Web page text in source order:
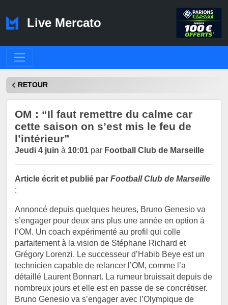
Live Mercato
RETOUR
OM : “Il faut remettre du calme car
cette saison on s’est mis le feu de
l’intérieur”
Jeudi 4 juin à 10:01 par Football Club de Marseille
Article écrit et publié par Football Club de Marseille
:
Annoncé depuis quelques heures, Bruno Genesio va
s’engager pour deux ans plus une année en option à
l’OM. Un coach expérimenté au profil qui colle
parfaitement à la vision de Stéphane Richard et
Grégory Lorenzi. Le successeur d’Habib Beye est un
technicien capable de relancer l’OM, comme l’a
détaillé Laurent Bonnart. La rumeur bruissait depuis de
nombreux jours et elle est en passe de se concrétiser.
Bruno Genesio va s’engager avec l’Olympique de